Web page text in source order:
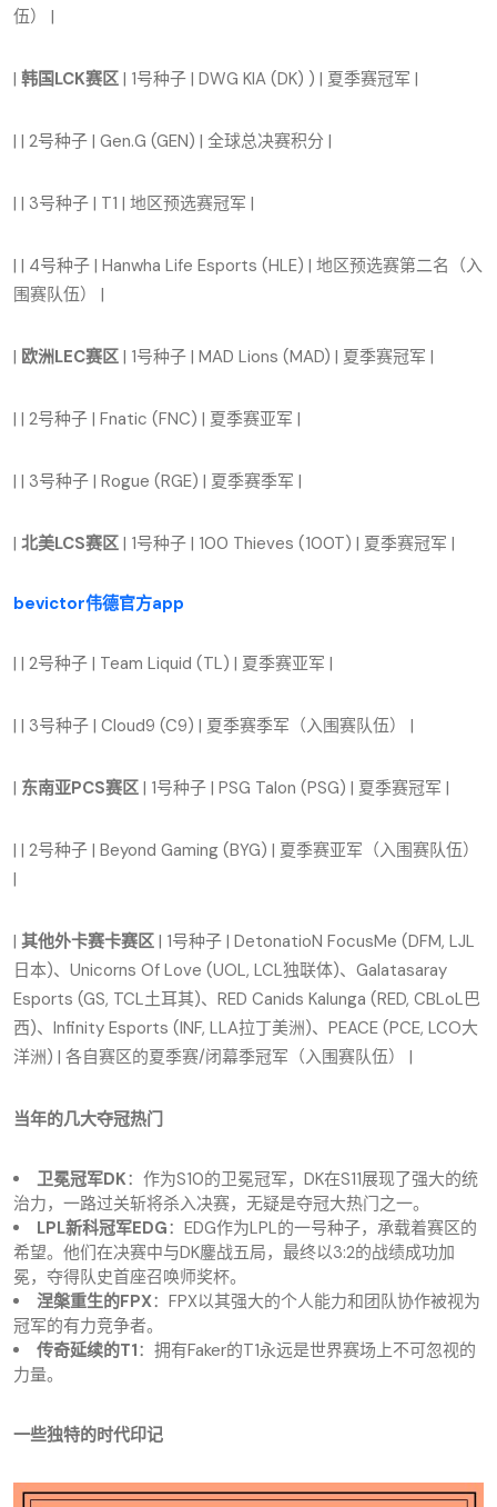
伍） |
| 韩国LCK赛区 | 1号种子 | DWG KIA (DK) ) | 夏季赛冠军 |
| | 2号种子 | Gen.G (GEN) | 全球总决赛积分 |
| | 3号种子 | T1 | 地区预选赛冠军 |
| | 4号种子 | Hanwha Life Esports (HLE) | 地区预选赛第二名（入
围赛队伍） |
| 欧洲LEC赛区 | 1号种子 | MAD Lions (MAD) | 夏季赛冠军 |
| | 2号种子 | Fnatic (FNC) | 夏季赛亚军 |
| | 3号种子 | Rogue (RGE) | 夏季赛季军 |
| 北美LCS赛区 | 1号种子 | 100 Thieves (100T) | 夏季赛冠军 |
bevictor伟德官方app
| | 2号种子 | Team Liquid (TL) | 夏季赛亚军 |
| | 3号种子 | Cloud9 (C9) | 夏季赛季军（入围赛队伍） |
| 东南亚PCS赛区 | 1号种子 | PSG Talon (PSG) | 夏季赛冠军 |
| | 2号种子 | Beyond Gaming (BYG) | 夏季赛亚军（入围赛队伍）
|
| 其他外卡赛卡赛区 | 1号种子 | DetonatioN FocusMe (DFM, LJL
日本)、Unicorns Of Love (UOL, LCL独联体)、Galatasaray
Esports (GS, TCL土耳其)、RED Canids Kalunga (RED, CBLoL巴
西)、Infinity Esports (INF, LLA拉丁美洲)、PEACE (PCE, LCO大
洋洲) | 各自赛区的夏季赛/闭幕季冠军（入围赛队伍） |
当年的几大夺冠热门
卫冕冠军DK：作为S10的卫冕冠军，DK在S11展现了强大的统
治力，一路过关斩将杀入决赛，无疑是夺冠大热门之一。
LPL新科冠军EDG：EDG作为LPL的一号种子，承载着赛区的
希望。他们在决赛中与DK鏖战五局，最终以3:2的战绩成功加
冕，夺得队史首座召唤师奖杯。
涅槃重生的FPX：FPX以其强大的个人能力和团队协作被视为
冠军的有力竞争者。
传奇延续的T1：拥有Faker的T1永远是世界赛场上不可忽视的
力量。
一些独特的时代印记